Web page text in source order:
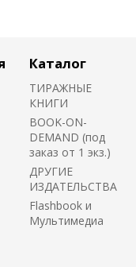
Каталог
ТИРАЖНЫЕ
КНИГИ
BOOK-ON-
DEMAND (под
заказ от 1 экз.)
ДРУГИЕ
ИЗДАТЕЛЬСТВА
Flashbook и
Мультимедиа